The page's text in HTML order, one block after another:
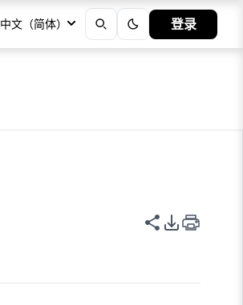
中文（简体） 登录
共享此页面
PDF 导出